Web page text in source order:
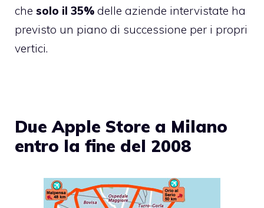
che solo il 35% delle aziende intervistate ha
previsto un piano di successione per i propri
vertici.
Due Apple Store a Milano
entro la fine del 2008